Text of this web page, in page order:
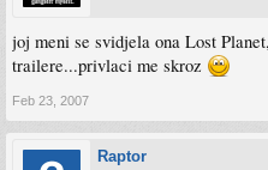
joj meni se svidjela ona Lost
trailere...privlaci me skroz
Feb 23, 2007
Raptor